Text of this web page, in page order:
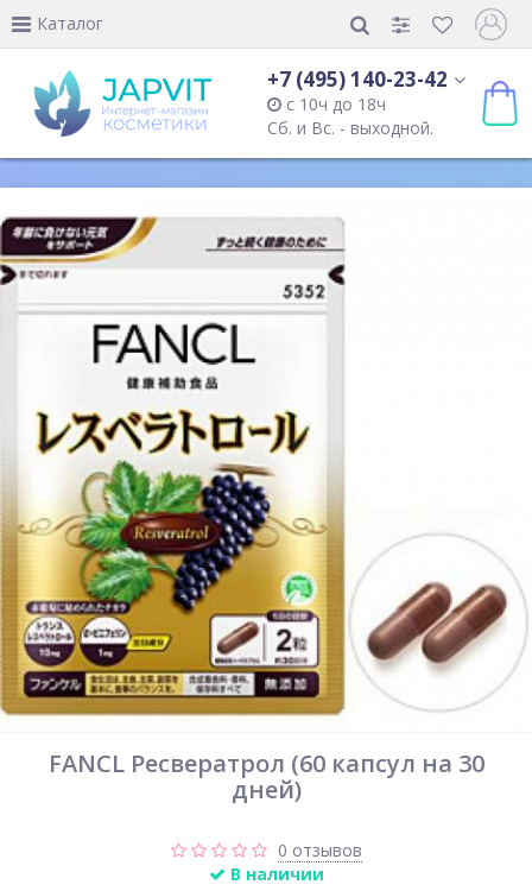
Каталог
+7 (495) 140-23-42
с 10ч до 18ч
Сб. и Вс. - выходной.
FANCL Ресвератрол (60 капсул на 30
дней)
0 отзывов
В наличии